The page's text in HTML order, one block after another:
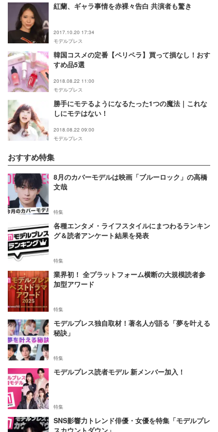
紅蘭、ギャラ事情を赤裸々告白 共演者も驚き
2017.10.20 17:34
モデルプレス
韓国コスメの定番【ペリペラ】買って損なし！おす
すめ品5選
2018.08.22 11:00
モデルプレス
勝手にモテるようになるたった1つの魔法｜これな
しにモテはない！
2018.08.22 09:00
モデルプレス
おすすめ特集
8月のカバーモデルは映画「ブルーロック」の高橋
文哉
特集
各種エンタメ・ライフスタイルにまつわるランキン
グ＆読者アンケート結果を発表
特集
業界初！ 全プラットフォーム横断の大規模読者参
加型アワード
特集
モデルプレス独自取材！著名人が語る「夢を叶える
秘訣」
特集
モデルプレス読者モデル 新メンバー加入！
特集
SNS影響力トレンド俳優・女優を特集「モデルプレ
スカウントダウン」